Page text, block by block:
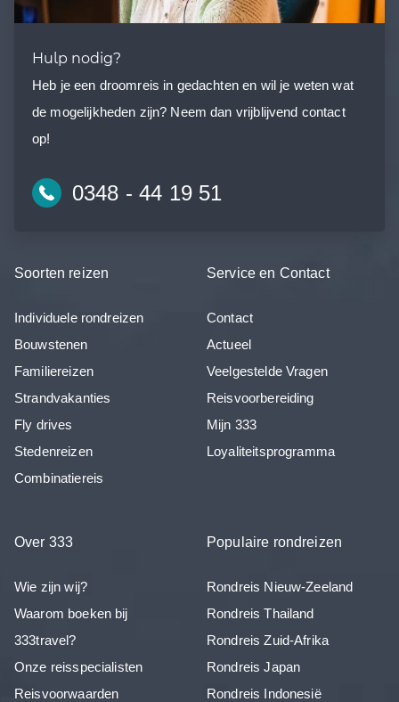
Hulp nodig?
Heb je een droomreis in gedachten en wil je weten wat
de mogelijkheden zijn? Neem dan vrijblijvend contact
op!
0348 - 44 19 51
Soorten reizen
Individuele rondreizen
Bouwstenen
Familiereizen
Strandvakanties
Fly drives
Stedenreizen
Combinatiereis
Service en Contact
Contact
Actueel
Veelgestelde Vragen
Reisvoorbereiding
Mijn 333
Loyaliteitsprogramma
Over 333
Wie zijn wij?
Waarom boeken bij
333travel?
Onze reisspecialisten
Reisvoorwaarden
Populaire rondreizen
Rondreis Nieuw-Zeeland
Rondreis Thailand
Rondreis Zuid-Afrika
Rondreis Japan
Rondreis Indonesië